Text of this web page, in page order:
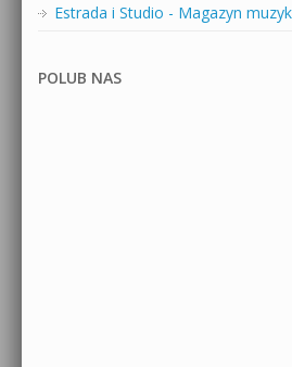
Estrada i Studio - Magazyn
POLUB NAS